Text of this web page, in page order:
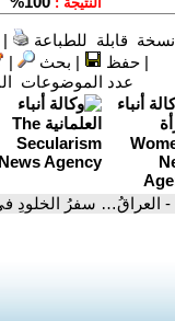
نسخة قابلة للطباعة |
|حفظ | بحث |
عدد الموضوعات
- العراقُ… سفرُ الخلودِ